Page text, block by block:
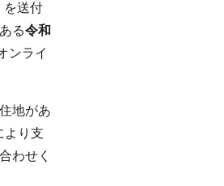
を送付
る令和
ンライ
地があ
より支
わせく